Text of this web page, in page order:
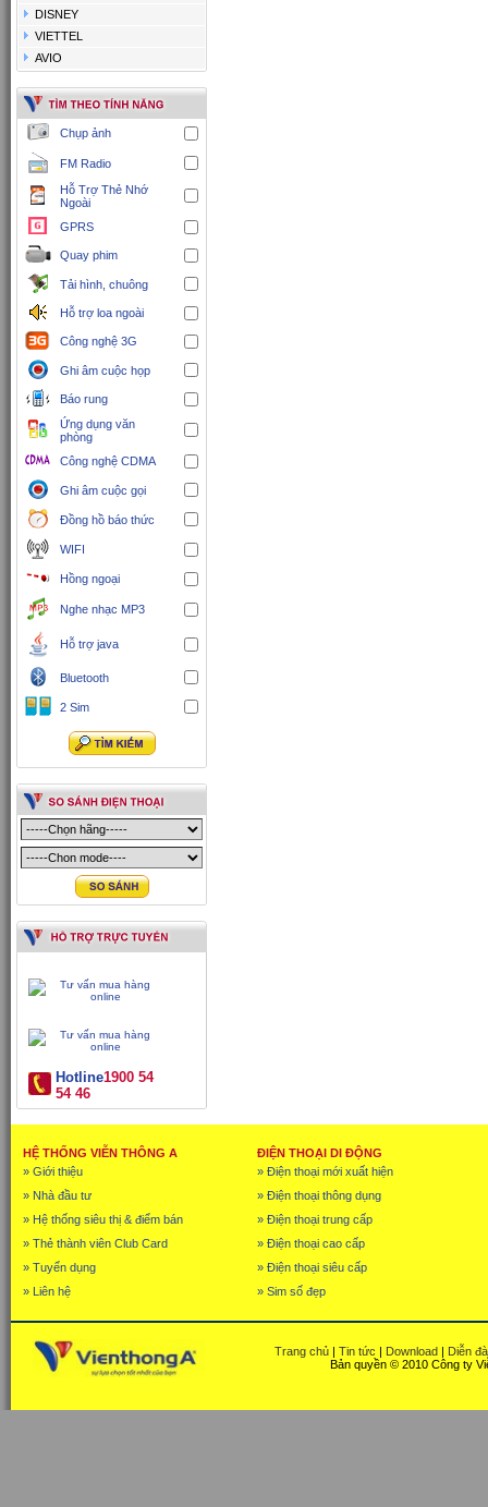
DISNEY
VIETTEL
AVIO
Chụp ảnh
FM Radio
Hỗ Trợ Thẻ Nhớ
Ngoài
GPRS
Quay phim
Tải hình, chuông
Hỗ trợ loa ngoài
Công nghệ 3G
Ghi âm cuộc họp
Báo rung
Ứng dụng văn
phòng
Công nghệ CDMA
Ghi âm cuộc gọi
Đồng hồ báo thức
WIFI
Hồng ngoại
Nghe nhạc MP3
Hỗ trợ java
Bluetooth
2 Sim
Hotline1900 54
54 46
HỆ THỐNG VIỄN THÔNG A
» Giới thiệu
» Nhà đầu tư
» Hệ thống siêu thị & điểm bán
» Thẻ thành viên Club Card
» Tuyển dụng
» Liên hệ
ĐIỆN THOẠI DI ĐỘNG
» Điện thoại mới xuất hiện
» Điện thoại thông dụng
» Điện thoại trung cấp
» Điện thoại cao cấp
» Điện thoại siêu cấp
» Sim số đẹp
Trang chủ | Tin tức | Download | Diễn
Bản quyền © 2010 Công ty